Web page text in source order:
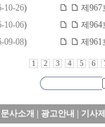
10-26)
제967
10-06)
제964
09-08) 제961
1 2 3 4 5 6
사소개 광고안내
기사